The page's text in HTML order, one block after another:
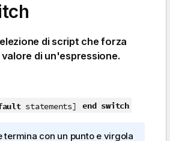
di script che forza
di un'espressione.
statements] end switch
con un punto e virgola